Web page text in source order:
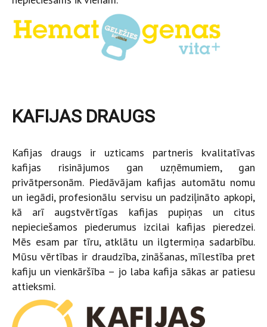
KAFIJAS DRAUGS
Kafijas draugs ir uzticams partneris kvalitatīvas
kafijas risinājumos gan uzņēmumiem, gan
privātpersonām. Piedāvājam kafijas automātu nomu
un iegādi, profesionālu servisu un padziļināto apkopi,
kā arī augstvērtīgas kafijas pupiņas un citus
nepieciešamos piederumus izcilai kafijas pieredzei.
Mēs esam par tīru, atklātu un ilgtermiņa sadarbību.
Mūsu vērtības ir draudzība, zināšanas, mīlestība pret
kafiju un vienkāršība – jo laba kafija sākas ar patiesu
attieksmi.